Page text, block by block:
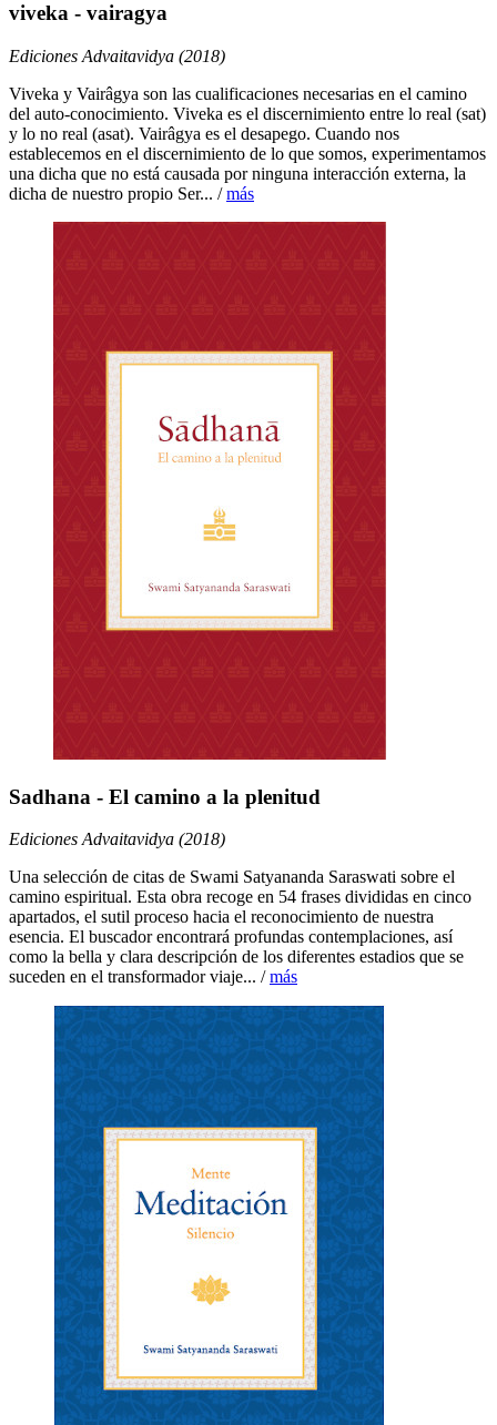
viveka - vairagya
Ediciones Advaitavidya (2018)
Viveka y Vairâgya son las cualificaciones necesarias en el camino
del auto-conocimiento. Viveka es el discernimiento entre lo real (sat)
y lo no real (asat). Vairâgya es el desapego. Cuando nos
establecemos en el discernimiento de lo que somos, experimentamos
una dicha que no está causada por ninguna interacción externa, la
dicha de nuestro propio Ser... /más
Sadhana - El camino a la plenitud
Ediciones Advaitavidya (2018)
Una selección de citas de Swami Satyananda Saraswati sobre el
camino espiritual. Esta obra recoge en 54 frases divididas en cinco
apartados, el sutil proceso hacia el reconocimiento de nuestra
esencia. El buscador encontrará profundas contemplaciones, así
como la bella y clara descripción de los diferentes estadios que se
suceden en el transformador viaje... /más